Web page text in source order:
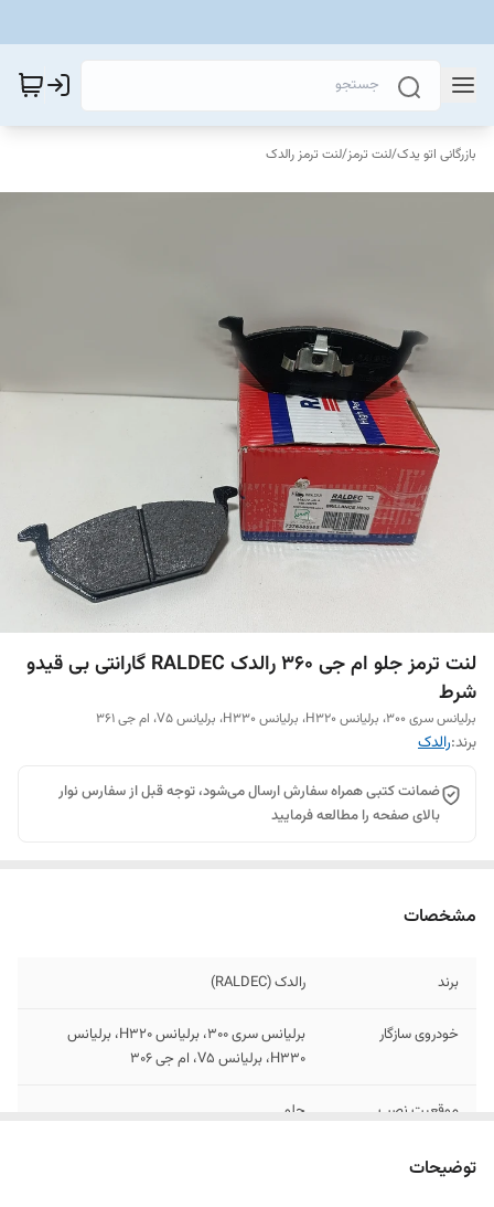
بازرگانی اتو یدک/لنت ترمز/لنت ترمز رالدک
لنت ترمز جلو ام جی 360 رالدک RALDEC گارانتی بی قیدو
شرط
برلیانس سری 300، برلیانس H320، برلیانس H330، برلیانس V5، ام جی 361
برند:رالدک
ضمانت کتبی همراه سفارش ارسال می‌شود، توجه قبل از سفارس نوار
بالای صفحه را مطالعه فرمایید
مشخصات
برند رالدک (RALDEC)
خودروی سازگار
برلیانس سری 300، برلیانس H320، برلیانس
H330، برلیانس V5، ام جی 306
موقعیت نصب جلو
نوع سیستم ترمز
توضیحات